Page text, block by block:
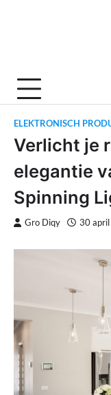
ELEKTRONISCH
Verlicht je
elegantie
Spinning
Gro Diqy 30